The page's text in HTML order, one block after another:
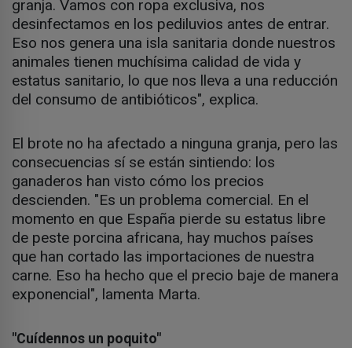
granja. Vamos con ropa exclusiva, nos
desinfectamos en los pediluvios antes de entrar.
Eso nos genera una isla sanitaria donde nuestros
animales tienen muchísima calidad de vida y
estatus sanitario, lo que nos lleva a una reducción
del consumo de antibióticos", explica.
El brote no ha afectado a ninguna granja, pero las
consecuencias sí se están sintiendo: los
ganaderos han visto cómo los precios
descienden. "Es un problema comercial. En el
momento en que España pierde su estatus libre
de peste porcina africana, hay muchos países
que han cortado las importaciones de nuestra
carne. Eso ha hecho que el precio baje de manera
exponencial", lamenta Marta.
"Cuídennos un poquito"